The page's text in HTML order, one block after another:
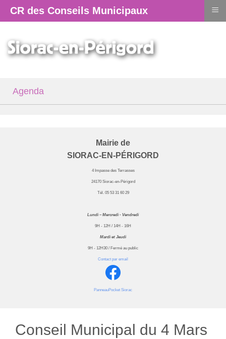
Agenda
Mairie de
SIORAC-EN-PÉRIGORD
4 Impasse des Terrasses
24170 Siorac-en-Périgord
Tél. 05 53 31 60 29
Lundi – Mercredi - Vendredi
9H - 12H / 14H - 16H
Mardi et Jeudi
9H - 12H30 / Fermé au public
Contact par email
PanneauPocket Siorac
Conseil Municipal du 4 Mars
CR des Conseils Municipaux ≡